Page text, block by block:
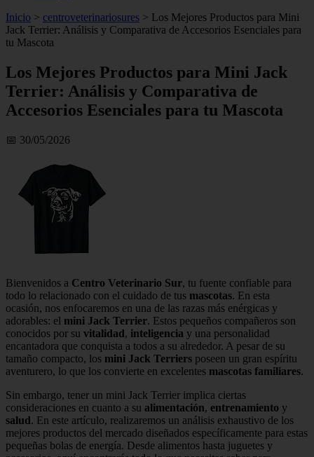
Inicio > centroveterinariosures > Los Mejores Productos para Mini
Jack Terrier: Análisis y Comparativa de Accesorios Esenciales para
tu Mascota
Los Mejores Productos para Mini Jack
Terrier: Análisis y Comparativa de
Accesorios Esenciales para tu Mascota
📅 30/05/2026
Bienvenidos a Centro Veterinario Sur, tu fuente confiable para
todo lo relacionado con el cuidado de tus mascotas. En esta
ocasión, nos enfocaremos en una de las razas más enérgicas y
adorables: el mini Jack Terrier. Estos pequeños compañeros son
conocidos por su vitalidad, inteligencia y una personalidad
encantadora que conquista a todos a su alrededor. A pesar de su
tamaño compacto, los mini Jack Terriers poseen un gran espíritu
aventurero, lo que los convierte en excelentes mascotas familiares.
Sin embargo, tener un mini Jack Terrier implica ciertas
consideraciones en cuanto a su alimentación, entrenamiento y
salud. En este artículo, realizaremos un análisis exhaustivo de los
mejores productos del mercado diseñados específicamente para estas
pequeñas bolas de energía. Desde alimentos hasta juguetes y